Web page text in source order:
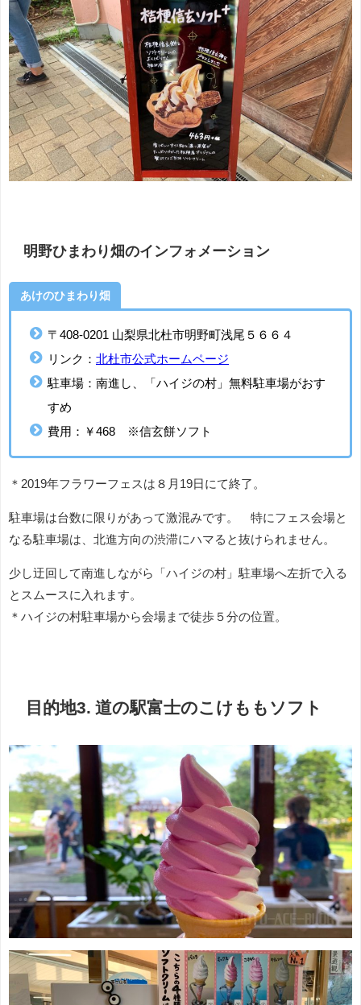
明野ひまわり畑のインフォメーション
あけのひまわり畑
〒408-0201 山梨県北杜市明野町浅尾５６６４
リンク： 北杜市公式ホームページ
駐車場：南進し、「ハイジの村」無料駐車場がおす
すめ
費用：￥468 ※信玄餅ソフト
＊2019年フラワーフェスは８月19日にて終了。
駐車場は台数に限りがあって激混みです。 特にフェス会場と
なる駐車場は、北進方向の渋滞にハマると抜けられません。
少し迂回して南進しながら「ハイジの村」駐車場へ左折で入る
とスムースに入れます。
＊ハイジの村駐車場から会場まで徒歩５分の位置。
目的地3. 道の駅富士のこけももソフト